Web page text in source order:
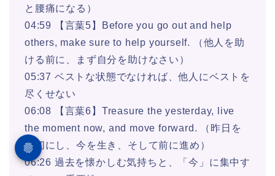
と腰痛になる）
04:59 【言葉5】Before you go out and help
others, make sure to help yourself. （他人を助
ける前に、まず自分を助けなさい）
05:37 ベストな状態でなければ、他人にベストを
尽くせない
06:08 【言葉6】Treasure the yesterday, live
the moment now, and move forward. （昨日を
大切にし、今を生き、そして前に進め）
06:26 過去を懐かしむ気持ちと、「今」に集中す